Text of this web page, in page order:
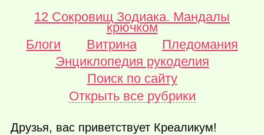
12 Сокровищ Зодиака. Мандалы
крючком
Блоги
Витрина
Пледомания
Энциклопедия рукоделия
Поиск по сайту
Открыть все рубрики
Друзья, вас приветствует Креаликум!